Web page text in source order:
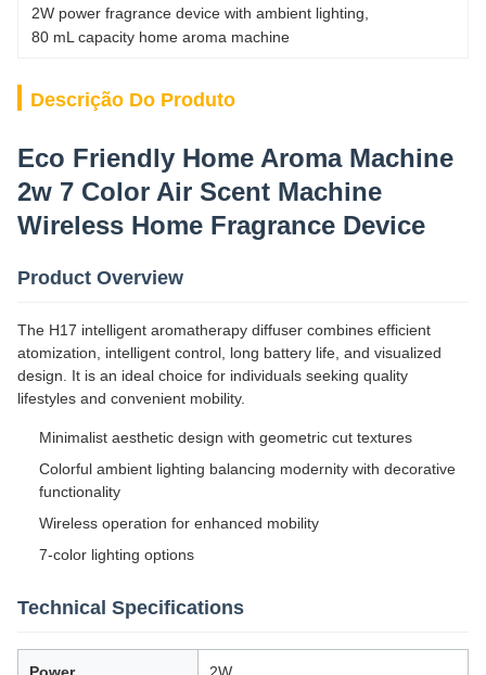
2W power fragrance device with ambient lighting
80 mL capacity home aroma machine
Descrição Do Produto
Eco Friendly Home Aroma Machine
2w 7 Color Air Scent Machine
Wireless Home Fragrance Device
Product Overview
The H17 intelligent aromatherapy diffuser combines efficient
atomization, intelligent control, long battery life, and visualized
design. It is an ideal choice for individuals seeking quality
lifestyles and convenient mobility.
Minimalist aesthetic design with geometric cut textures
Colorful ambient lighting balancing modernity with decorative
functionality
Wireless operation for enhanced mobility
7-color lighting options
Technical Specifications